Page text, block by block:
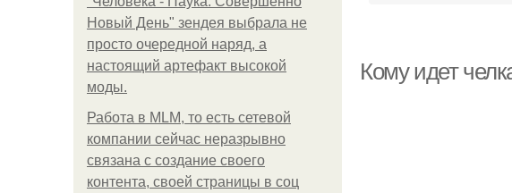
Новый День" зендея выбрала не
просто очередной наряд, а
настоящий артефакт высокой
моды.
Работа в MLM, то есть сетевой
компании сейчас неразрывно
связана с создание своего
контента, своей страницы в соц
Кому идет